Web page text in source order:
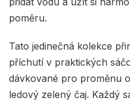
poměru.
Tato jedinečná kolekce
příchutí v praktických
dávkované pro proměnu
ledový zelený čaj. Každý